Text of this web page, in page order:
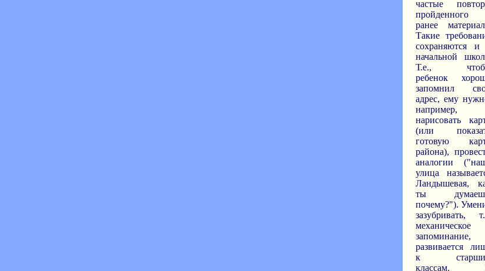
частые
пройденного
ранее
Такие
сохраняются и
начальной
Т.е.,
ребенок
запомнил
адрес, ему
например,
нарисовать
(или
готовую
района),
аналогии
улица
Ландышевая,
ты
почему?").
зазубривать,
механическое
запоминание,
развивается
к
классам.